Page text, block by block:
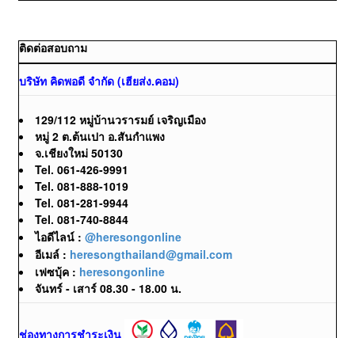
ติดต่อสอบถาม
บริษัท คิดพอดี จำกัด (เฮียส่ง.คอม)
129/112 หมู่บ้านวรารมย์ เจริญเมือง
หมู่ 2 ต.ต้นเปา อ.สันกำแพง
จ.เชียงใหม่ 50130
Tel. 061-426-9991
Tel. 081-888-1019
Tel. 081-281-9944
Tel. 081-740-8844
ไอดีไลน์ : @heresongonline
อีเมล์ : heresongthailand@gmail.com
เฟซบุ้ค : heresongonline
จันทร์ - เสาร์ 08.30 - 18.00 น.
ช่องทางการชำระเงิน